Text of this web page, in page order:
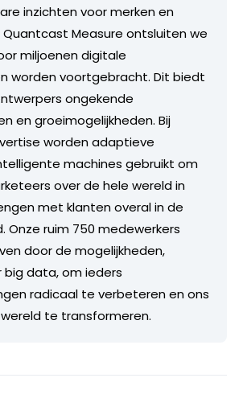
inzichten voor merken en
Measure ontsluiten we
miljoenen digitale
worden voortgebracht. Dit biedt
ongekende
en groeimogelijkheden. Bij
worden adaptieve
machines gebruikt om
over de hele wereld in
met klanten overal in de
Onze ruim 750 medewerkers
door de mogelijkheden,
data, om ieders
radicaal te verbeteren en ons
te transformeren.